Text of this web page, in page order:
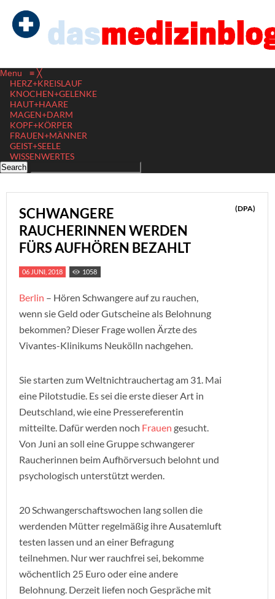
Menu ≡ ╳
HERZ+KREISLAUF
KNOCHEN+GELENKE
HAUT+HAARE
MAGEN+DARM
KOPF+KÖRPER
FRAUEN+MÄNNER
GEIST+SEELE
WISSENWERTES
SCHWANGERE
RAUCHERINNEN WERDEN
FÜRS AUFHÖREN BEZAHLT
(DPA)
06 JUNI, 2018 1058
Berlin – Hören Schwangere auf zu rauchen,
wenn sie Geld oder Gutscheine als Belohnung
bekommen? Dieser Frage wollen Ärzte des
Vivantes-Klinikums Neukölln nachgehen.
Sie starten zum Weltnichtrauchertag am 31. Mai
eine Pilotstudie. Es sei die erste dieser Art in
Deutschland, wie eine Pressereferentin
mitteilte. Dafür werden noch Frauen gesucht.
Von Juni an soll eine Gruppe schwangerer
Raucherinnen beim Aufhörversuch belohnt und
psychologisch unterstützt werden.
20 Schwangerschaftswochen lang sollen die
werdenden Mütter regelmäßig ihre Ausatemluft
testen lassen und an einer Befragung
teilnehmen. Nur wer rauchfrei sei, bekomme
wöchentlich 25 Euro oder eine andere
Belohnung. Derzeit liefen noch Gespräche mit